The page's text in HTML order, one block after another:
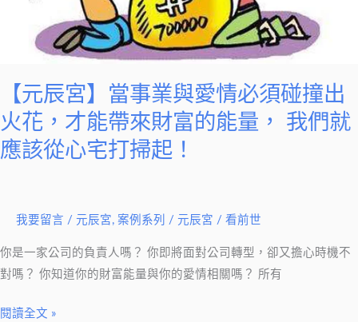
【元辰宮】當事業與愛情必須碰撞出
火花，才能帶來財富的能量， 我們就
應該從心宅打掃起！
我要留言 / 元辰宮, 案例系列 / 元辰宮 / 看前世
你是一家公司的負責人嗎？ 你即將面對公司轉型，卻又擔心時機不
對嗎？ 你知道你的財富能量與你的愛情相關嗎？ 所有
花，
才
富
的
閱讀全文 »